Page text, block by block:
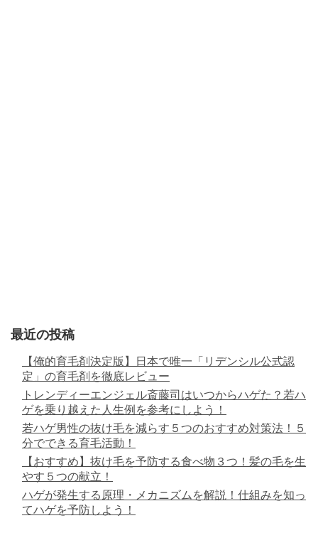
最近の投稿
【俺的育毛剤決定版】日本で唯一「リデンシル公式認
定」の育毛剤を徹底レビュー
トレンディーエンジェル斎藤司はいつからハゲた？若ハ
ゲを乗り越えた人生例を参考にしよう！
若ハゲ男性の抜け毛を減らす５つのおすすめ対策法！５
分でできる育毛活動！
【おすすめ】抜け毛を予防する食べ物３つ！髪の毛を生
やす５つの献立！
ハゲが発生する原理・メカニズムを解説！仕組みを知っ
てハゲを予防しよう！